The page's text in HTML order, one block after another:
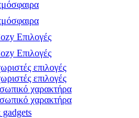
Επιλογές
Επιλογές
επιλογές
επιλογές
χαρακτήρα
χαρακτήρα
gadgets